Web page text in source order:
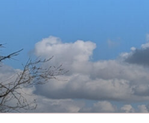
springen